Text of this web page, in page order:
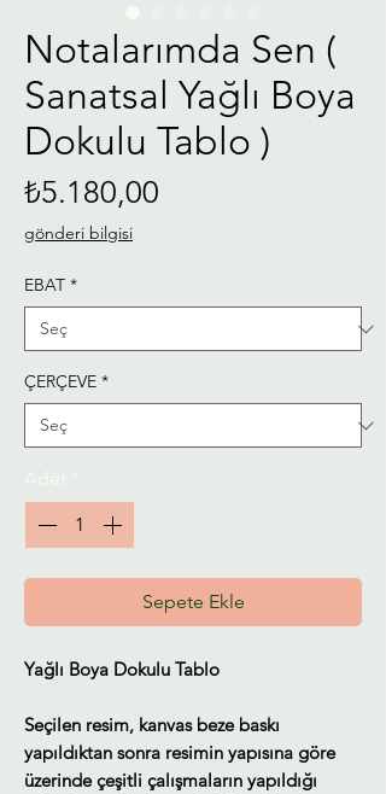
Notalarımda Sen (
Sanatsal Yağlı Boya
Dokulu Tablo )
₺5.180,00
gönderi bilgisi
EBAT *
ÇERÇEVE *
Sepete Ekle
Yağlı Boya Dokulu Tablo
Seçilen resim, kanvas beze baskı
yapıldıktan sonra resimin yapısına göre
üzerinde çeşitli çalışmaların yapıldığı